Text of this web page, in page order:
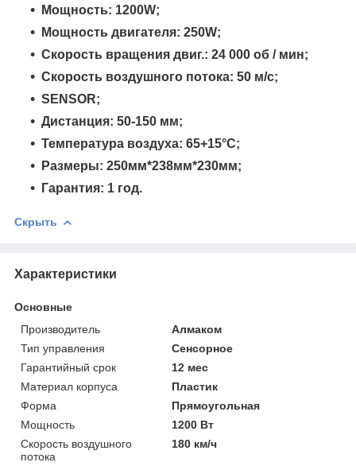
Мощность: 1200W;
Мощность двигателя: 250W;
Скорость вращения двиг.: 24 000 об / мин;
Скорость воздушного потока: 50 м/с;
SENSOR;
Дистанция: 50-150 мм;
Температура воздуха: 65+15°C;
Размеры: 250мм*238мм*230мм;
Гарантия: 1 год.
Скрыть
Характеристики
Основные
Производитель
Алмаком
Тип управления
Сенсорное
Гарантийный срок
12 мес
Материал корпуса
Пластик
Форма
Прямоугольная
Мощность
1200 Вт
Скорость воздушного
потока
180 км/ч